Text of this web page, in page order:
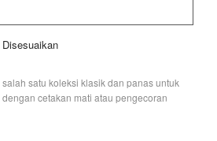
satu koleksi klasik dan panas untuk
cetakan mati atau pengecoran